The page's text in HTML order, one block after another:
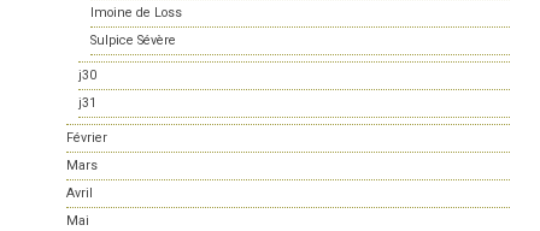
Imoine de Loss
Sulpice Sévère
j30
j31
Février
Mars
Avril
Mai